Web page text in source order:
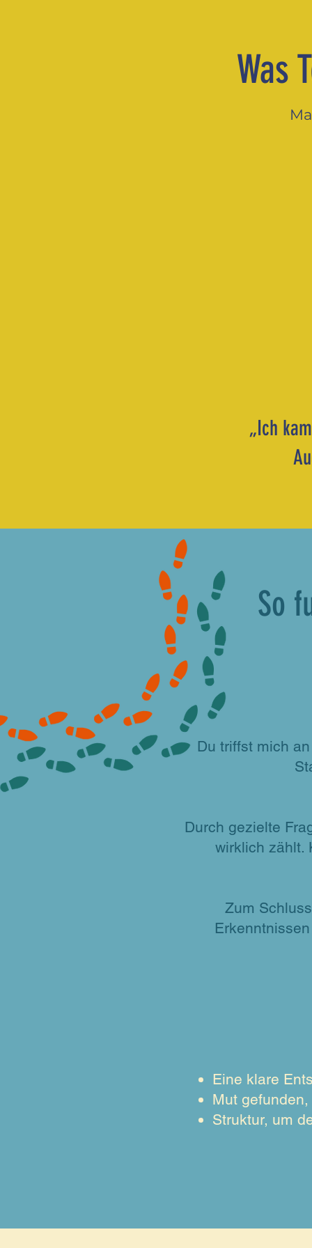
Was
„Ich
So
Du triffst mich
Durch gezielte
wirklich zählt.
Zum
Eine klare
Mut
Struktur, um